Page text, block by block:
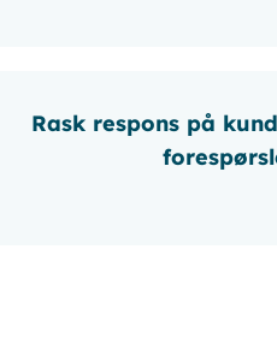
Rask respons på